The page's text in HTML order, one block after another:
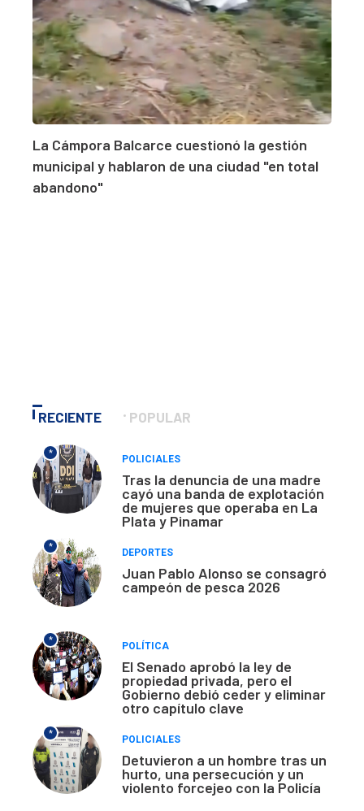
La Cámpora Balcarce cuestionó la gestión
municipal y hablaron de una ciudad "en total
abandono"
RECIENTE POPULAR
*
POLICIALES
Tras la denuncia de una madre
cayó una banda de explotación
de mujeres que operaba en La
Plata y Pinamar
*
DEPORTES
Juan Pablo Alonso se consagró
campeón de pesca 2026
*
POLÍTICA
El Senado aprobó la ley de
propiedad privada, pero el
Gobierno debió ceder y eliminar
otro capítulo clave
*
POLICIALES
Detuvieron a un hombre tras un
hurto, una persecución y un
violento forcejeo con la Policía